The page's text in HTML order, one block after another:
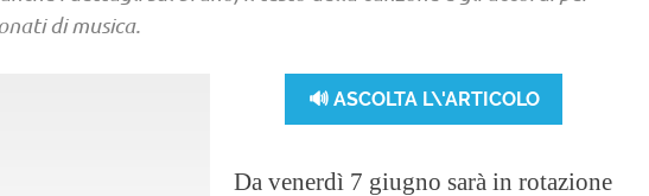
di musica.
🔊 ASCOLTA L\'ARTICOLO
Da venerdì 7 giugno sarà in rotazione